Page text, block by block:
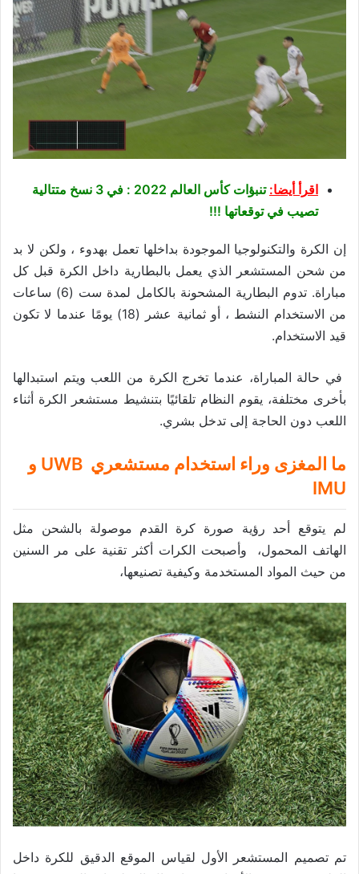
اقرأ أيضا:
تنبؤات كأس العالم 2022 : في 3 نسخ متتالية
تصيب في توقعاتها !!!
إن الكرة والتكنولوجيا الموجودة بداخلها تعمل بهدوء ، ولكن لا بد
من شحن المستشعر الذي يعمل بالبطارية داخل الكرة قبل كل
مباراة. تدوم البطارية المشحونة بالكامل لمدة ست (6) ساعات
من الاستخدام النشط ، أو ثمانية عشر (18) يومًا عندما لا تكون
قيد الاستخدام.
في حالة المباراة، عندما تخرج الكرة من اللعب ويتم استبدالها
بأخرى مختلفة، يقوم النظام تلقائيًا بتنشيط مستشعر الكرة أثناء
اللعب دون الحاجة إلى تدخل بشري.
ما المغزى وراء استخدام مستشعري UWB و
IMU
لم يتوقع أحد رؤية صورة كرة القدم موصولة بالشحن مثل
الهاتف المحمول، وأصبحت الكرات أكثر تقنية على مر السنين
من حيث المواد المستخدمة وكيفية تصنيعها،
تم تصميم المستشعر الأول لقياس الموقع الدقيق للكرة داخل